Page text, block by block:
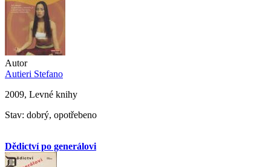
Autor
Autieri Stefano
2009, Levné knihy
Stav: dobrý, opotřebeno
Dědictví po generálovi